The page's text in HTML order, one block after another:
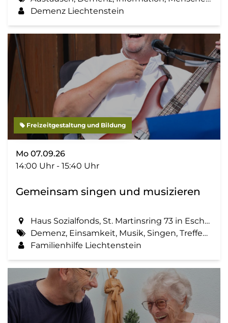
Demenz Liechtenstein
Freizeitgestaltung und Bildung
Mo 07.09.26
14:00 Uhr - 15:40 Uhr
Gemeinsam singen und musizieren
Haus Sozialfonds, St. Martinsring 73 in Eschen
Demenz, Einsamkeit, Musik, Singen, Treffen, Zemma tua - Senioren gemeinsam aktiv
Familienhilfe Liechtenstein